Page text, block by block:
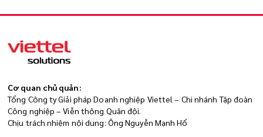
Cơ quan chủ quản:
Tổng Công ty Giải pháp Doanh nghiệp Viettel – Chi nhánh Tập đoàn
Công nghiệp – Viễn thông Quân đội.
Chịu trách nhiệm nội dung: Ông Nguyễn Mạnh Hổ